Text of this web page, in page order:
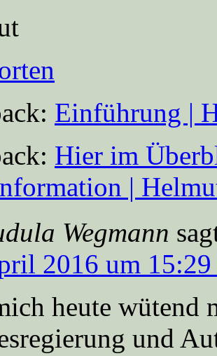
Einführung |
Hier im
|
Wegmann
2016 um
heute wütend
und